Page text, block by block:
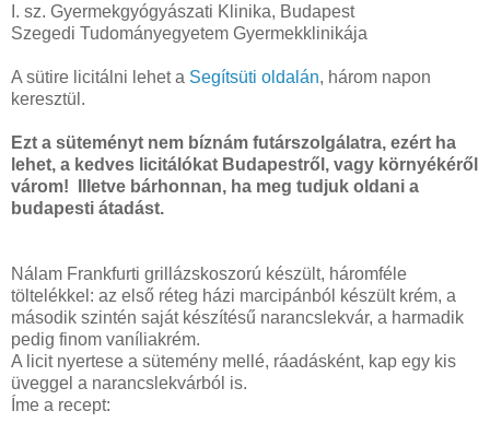
I. sz. Gyermekgyógyászati Klinika, Budapest
Szegedi Tudományegyetem Gyermekklinikája
A sütire licitálni lehet a Segítsüti oldalán, három napon
keresztül.
Ezt a süteményt nem bíznám futárszolgálatra, ezért ha
lehet, a kedves licitálókat Budapestről, vagy környékéről
várom! Illetve bárhonnan, ha meg tudjuk oldani a
budapesti átadást.
Nálam Frankfurti grillázskoszorú készült, háromféle
töltelékkel: az első réteg házi marcipánból készült krém, a
második szintén saját készítésű narancslekvár, a harmadik
pedig finom vaníliakrém.
A licit nyertese a sütemény mellé, ráadásként, kap egy kis
üveggel a narancslekvárból is.
Íme a recept: